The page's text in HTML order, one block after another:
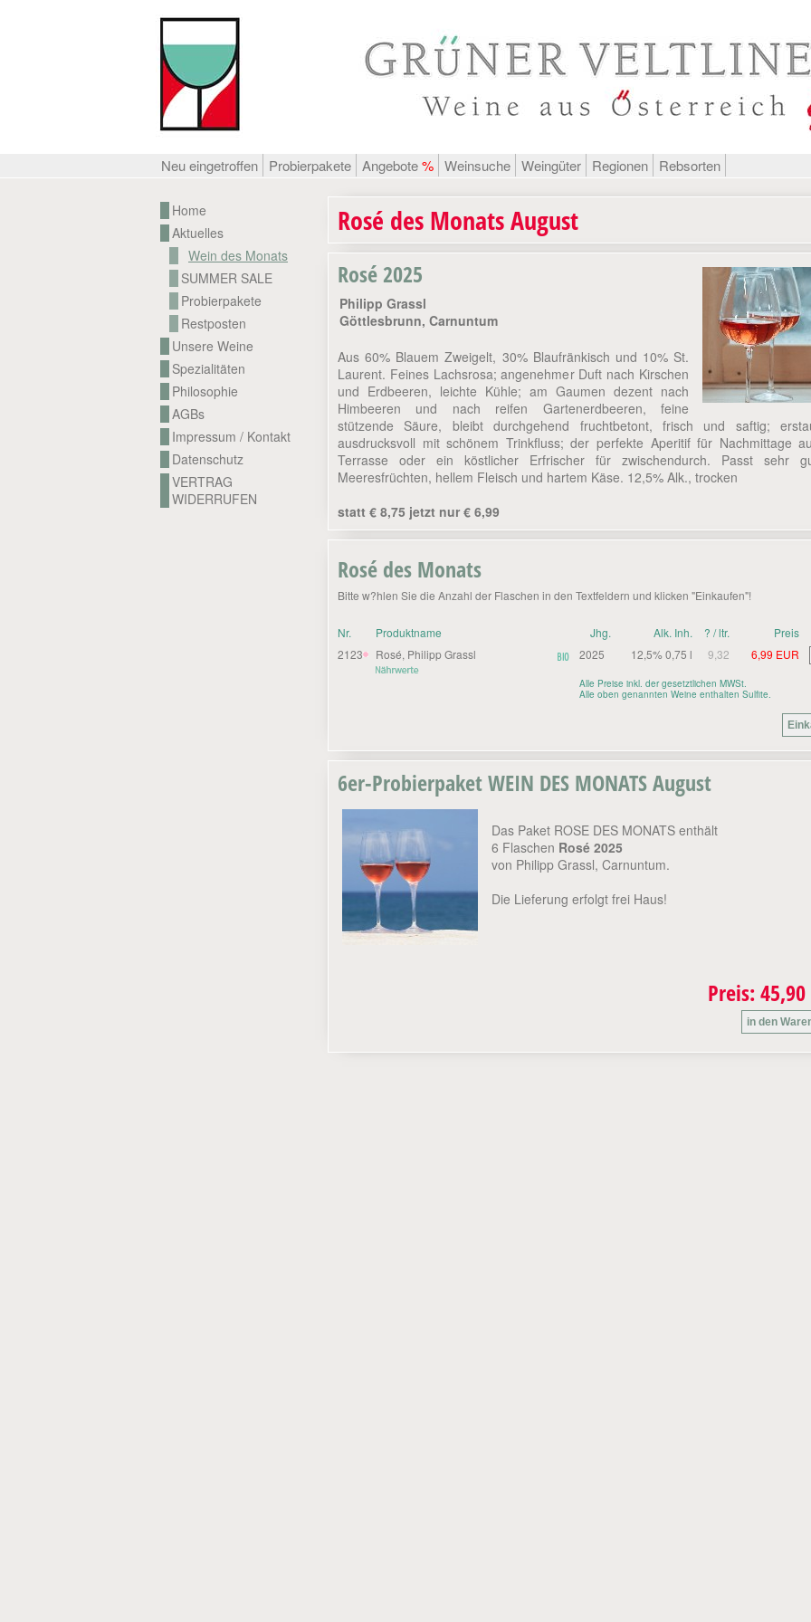
Neu eingetroffen Probierpakete Angebote% Weinsuche Weingüter Regionen Rebsorten
Home
Aktuelles
Wein des Monats
SUMMER SALE
Probierpakete
Restposten
Unsere Weine
Spezialitäten
Philosophie
AGBs
Impressum / Kontakt
Datenschutz
VERTRAG
WIDERRUFEN
Rosé des Monats August
Rosé 2025
Philipp Grassl
Göttlesbrunn, Carnuntum
Aus 60% Blauem Zweigelt, 30% Blaufränkisch und 10% St.
Laurent. Feines Lachsrosa; angenehmer Duft nach Kirschen
und Erdbeeren, leichte Kühle; am Gaumen dezent nach
Himbeeren und nach reifen Gartenerdbeeren, feine
stützende Säure, bleibt durchgehend fruchtbetont, frisch und saftig;
ausdrucksvoll mit schönem Trinkfluss; der perfekte Aperitif für Nachmittage
Terrasse oder ein köstlicher Erfrischer für zwischendurch. Passt sehr
Meeresfrüchten, hellem Fleisch und hartem Käse. 12,5% Alk., trocken
statt € 8,75 jetzt nur € 6,99
Rosé des Monats
Bitte w?hlen Sie die Anzahl der Flaschen in den Textfeldern und klicken "Einkaufen"!
Nr. Produktname Jhg. Alk. Inh. ? / ltr.
Preis
2123
Rosé, Philipp Grassl 2025 12,5% 0,75 l 9,32 6,99 EUR
Alle Preise inkl. der gesetztlichen MWSt.
Alle oben genannten Weine enthalten Sulfite.
6er-Probierpaket WEIN DES MONATS August
Das Paket ROSE DES MONATS enthält
6 Flaschen Rosé 2025
von Philipp Grassl, Carnuntum.
Die Lieferung erfolgt frei Haus!
Preis: 45,90